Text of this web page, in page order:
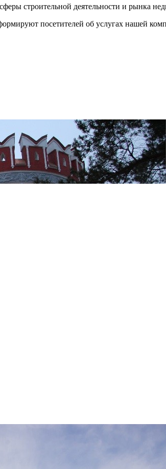
строительной деятельности и рынка
посетителей об услугах нашей